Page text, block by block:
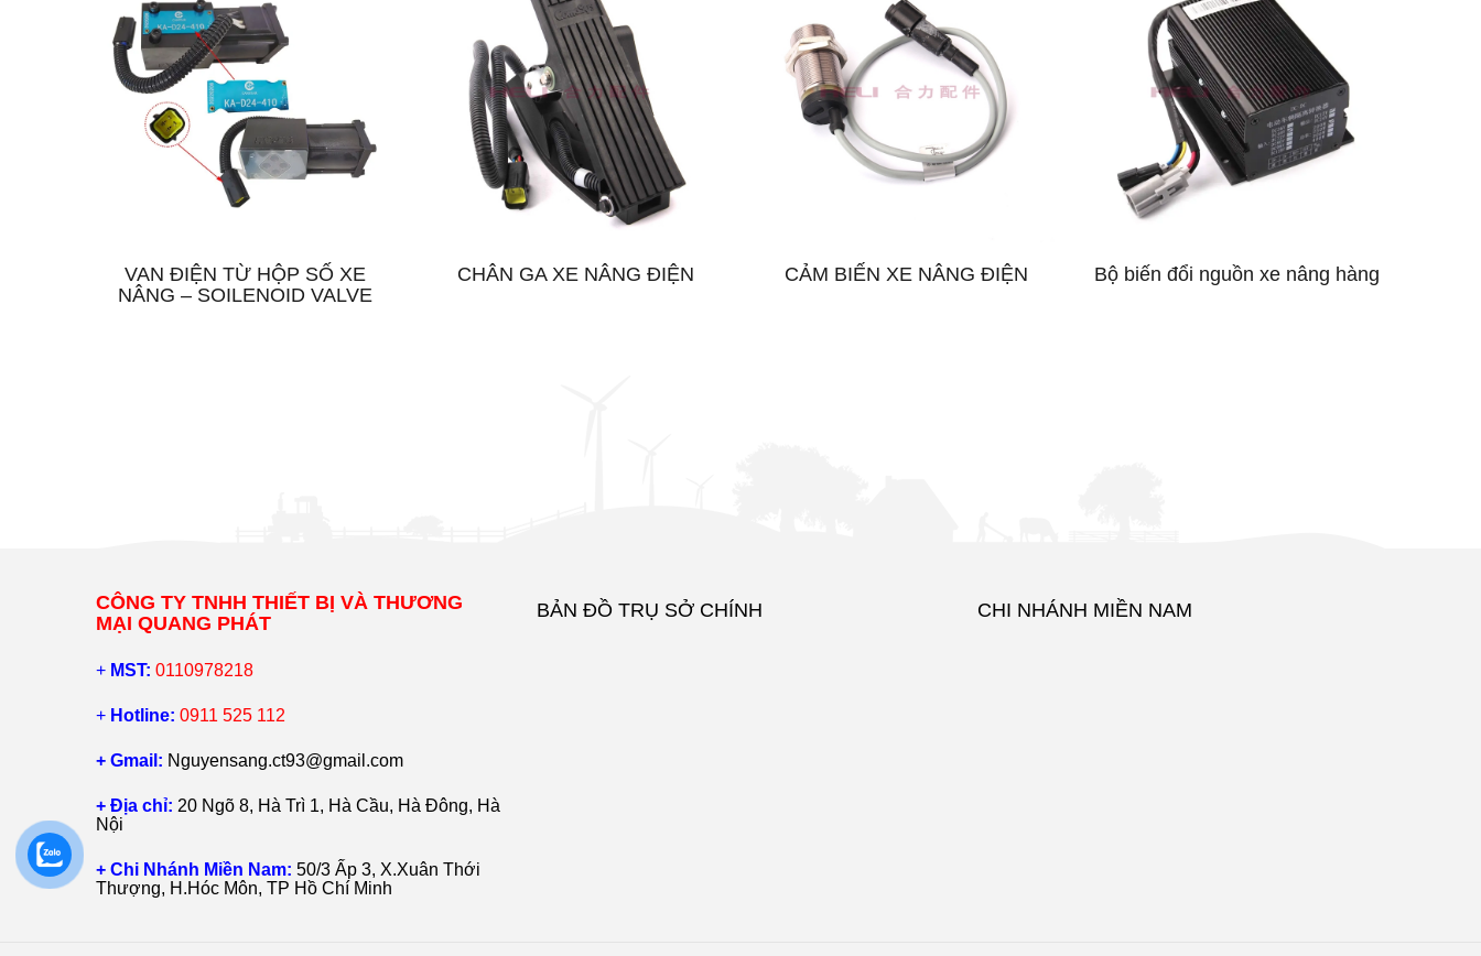
VAN ĐIỆN TỪ HỘP SỐ XE
NÂNG – SOILENOID VALVE
CHÂN GA XE NÂNG ĐIỆN CẢM BIẾN XE NÂNG ĐIỆN Bộ biến đổi nguồn xe nâng hàng
CÔNG TY TNHH THIẾT BỊ VÀ THƯƠNG
MẠI QUANG PHÁT
+ MST: 0110978218
+ Hotline: 0911 525 112
+ Gmail: Nguyensang.ct93@gmail.com
+ Địa chỉ: 20 Ngõ 8, Hà Trì 1, Hà Cầu, Hà Đông, Hà
Nội
+ Chi Nhánh Miền Nam: 50/3 Ấp 3, X.Xuân Thới
Thượng, H.Hóc Môn, TP Hồ Chí Minh
BẢN ĐỒ TRỤ SỞ CHÍNH CHI NHÁNH MIỀN NAM